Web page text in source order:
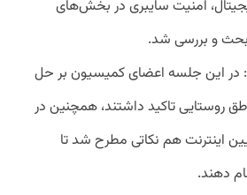
امنیت سایبری در بخش‌های
و بررسی شد.
در این جلسه اعضای کمیسیون بر حل
روستایی تاکید داشتند، همچنین در
اینترنت هم نکاتی مطرح شد تا
دهند.